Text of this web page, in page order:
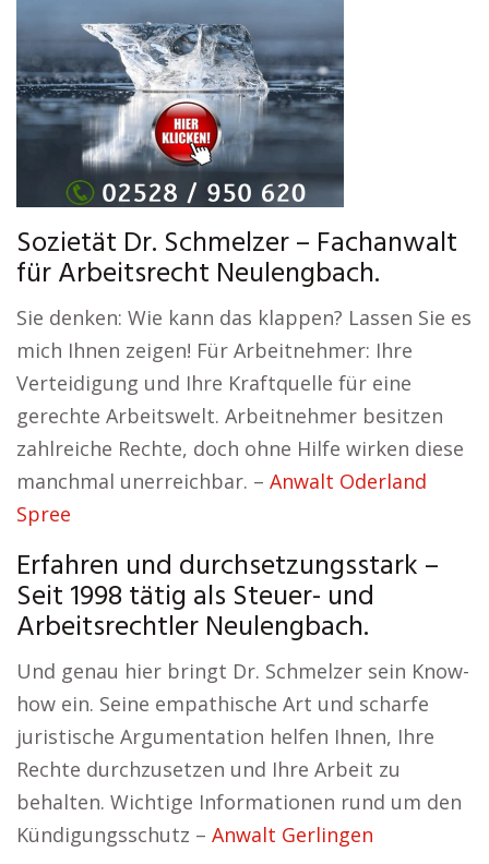
Sozietät Dr. Schmelzer – Fachanwalt
für Arbeitsrecht Neulengbach.
Sie denken: Wie kann das klappen? Lassen Sie es
mich Ihnen zeigen! Für Arbeitnehmer: Ihre
Verteidigung und Ihre Kraftquelle für eine
gerechte Arbeitswelt. Arbeitnehmer besitzen
zahlreiche Rechte, doch ohne Hilfe wirken diese
manchmal unerreichbar. – Anwalt Oderland
Spree
Erfahren und durchsetzungsstark –
Seit 1998 tätig als Steuer- und
Arbeitsrechtler Neulengbach.
Und genau hier bringt Dr. Schmelzer sein Know-
how ein. Seine empathische Art und scharfe
juristische Argumentation helfen Ihnen, Ihre
Rechte durchzusetzen und Ihre Arbeit zu
behalten. Wichtige Informationen rund um den
Kündigungsschutz – Anwalt Gerlingen